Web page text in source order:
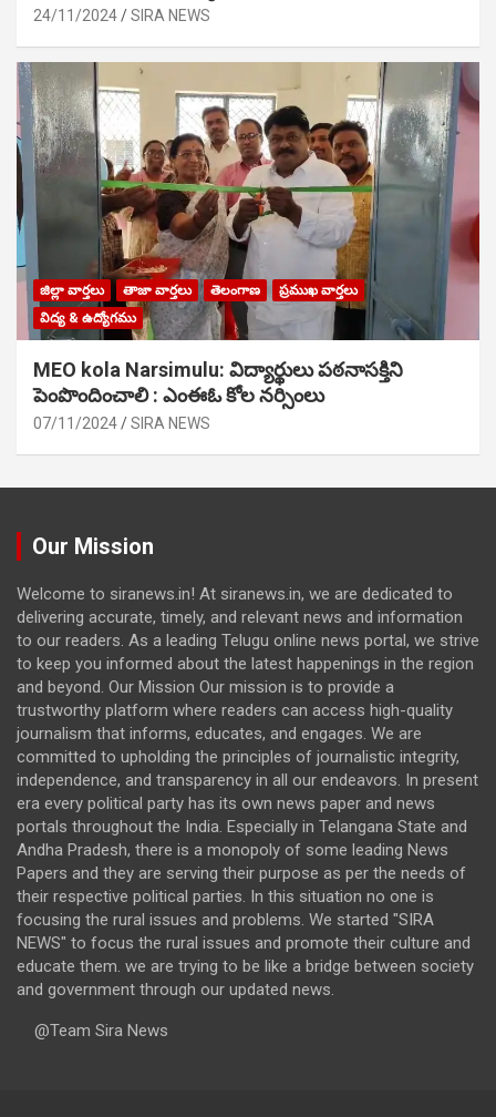
24/11/2024 SIRA NEWS
జిల్లా వార్తలు తాజా వార్తలు తెలంగాణ
ప్రముఖ వార్తలు
విద్య & ఉద్యోగము
MEO kola Narsimulu: విద్యార్థులు పఠ‌నాసక్తిని
పెంపొందించాలి : ఎంఈఓ కోల నర్సింలు
07/11/2024 SIRA NEWS
Our Mission
Welcome to siranews.in! At siranews.in, we are dedicated to
delivering accurate, timely, and relevant news and information
to our readers. As a leading Telugu online news portal, we strive
to keep you informed about the latest happenings in the region
and beyond. Our Mission Our mission is to provide a
trustworthy platform where readers can access high-quality
journalism that informs, educates, and engages. We are
committed to upholding the principles of journalistic integrity,
independence, and transparency in all our endeavors. In present
era every political party has its own news paper and news
portals throughout the India. Especially in Telangana State and
Andha Pradesh, there is a monopoly of some leading News
Papers and they are serving their purpose as per the needs of
their respective political parties. In this situation no one is
focusing the rural issues and problems. We started "SIRA
NEWS" to focus the rural issues and promote their culture and
educate them. we are trying to be like a bridge between society
and government through our updated news.
@Team Sira News